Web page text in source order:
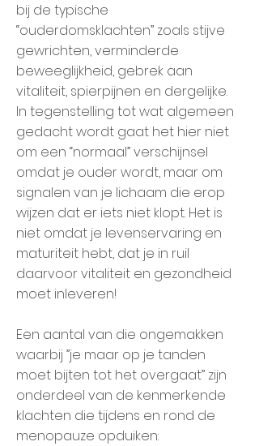
bij de typische
“ouderdomsklachten” zoals stijve
gewrichten, verminderde
beweeglijkheid, gebrek aan
vitaliteit, spierpijnen en dergelijke.
In tegenstelling tot wat algemeen
gedacht wordt gaat het hier niet
om een “normaal” verschijnsel
omdat je ouder wordt, maar om
signalen van je lichaam die erop
wijzen dat er iets niet klopt. Het is
niet omdat je levenservaring en
maturiteit hebt, dat je in ruil
daarvoor vitaliteit en gezondheid
moet inleveren!
Een aantal van die ongemakken
waarbij ”je maar op je tanden
moet bijten tot het overgaat” zijn
onderdeel van de kenmerkende
klachten die tijdens en rond de
menopauze opduiken: